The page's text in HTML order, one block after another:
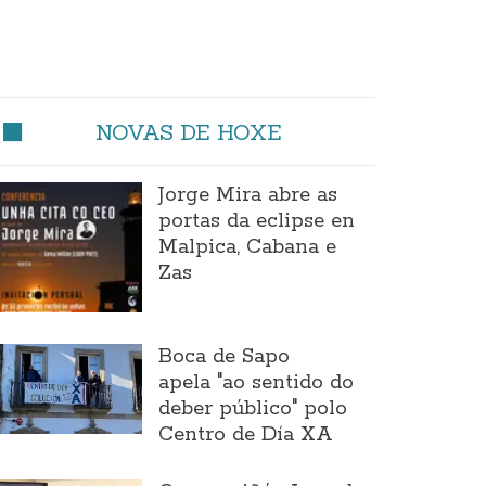
NOVAS DE HOXE
Jorge Mira abre as
portas da eclipse en
Malpica, Cabana e
Zas
Boca de Sapo
apela "ao sentido do
deber público" polo
Centro de Día XA